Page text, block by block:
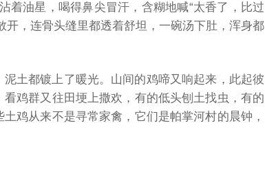
着油星，喝得鼻尖冒汗，含糊地喊“太香了，比过
，连骨头缝里都透着舒坦，一碗汤下肚，浑身都
土都镀上了暖光。山间的鸡啼又响起来，此起彼
鸡群又往田埂上撒欢，有的低头刨土找虫，有的
鸡从来不是寻常家禽，它们是帕掌河村的晨钟，